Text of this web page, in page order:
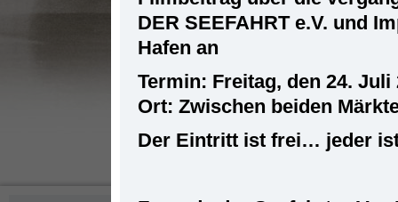
DER SEEFAHRT e.V. und
Hafen an
Termin: Freitag, den 24. Juli
Ort: Zwischen beiden
Der Eintritt ist frei… jeder